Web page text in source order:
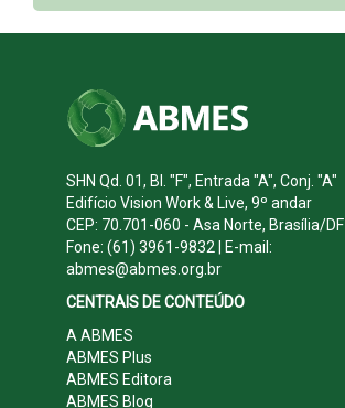
SHN Qd. 01, Bl. "F", Entrada "A", Conj. "A"
Edifício Vision Work & Live, 9º andar
CEP: 70.701-060 - Asa Norte, Brasília/DF
Fone: (61) 3961-9832 | E-mail:
abmes@abmes.org.br
CENTRAIS DE CONTEÚDO
A ABMES
ABMES Plus
ABMES Editora
ABMES Blog